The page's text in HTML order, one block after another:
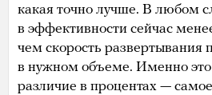
какая точно лучше. В любом
в эффективности сейчас
чем скорость развертывания
в нужном объеме. Именно
различие в процентах —